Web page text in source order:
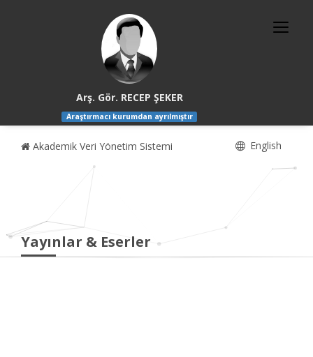
Arş. Gör. RECEP ŞEKER
Araştırmacı kurumdan ayrılmıştır
Akademik Veri Yönetim Sistemi English
Yayınlar & Eserler